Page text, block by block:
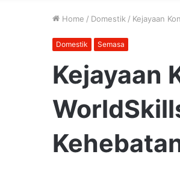
Home / Domestik / Kejayaan
Domestik Semasa
Kejayaan